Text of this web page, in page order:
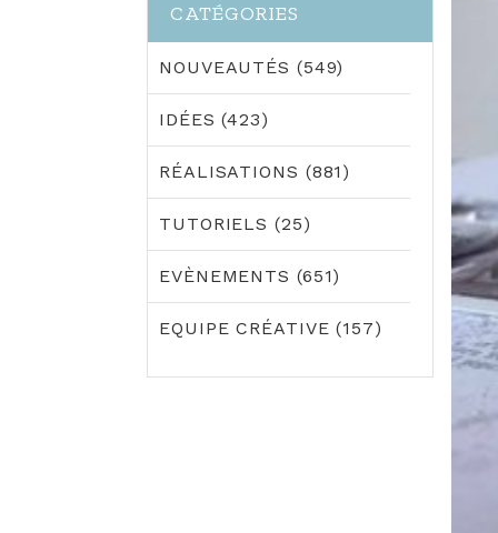
CATÉGORIES
NOUVEAUTÉS (549)
IDÉES (423)
RÉALISATIONS (881)
TUTORIELS (25)
EVÈNEMENTS (651)
EQUIPE CRÉATIVE (157)